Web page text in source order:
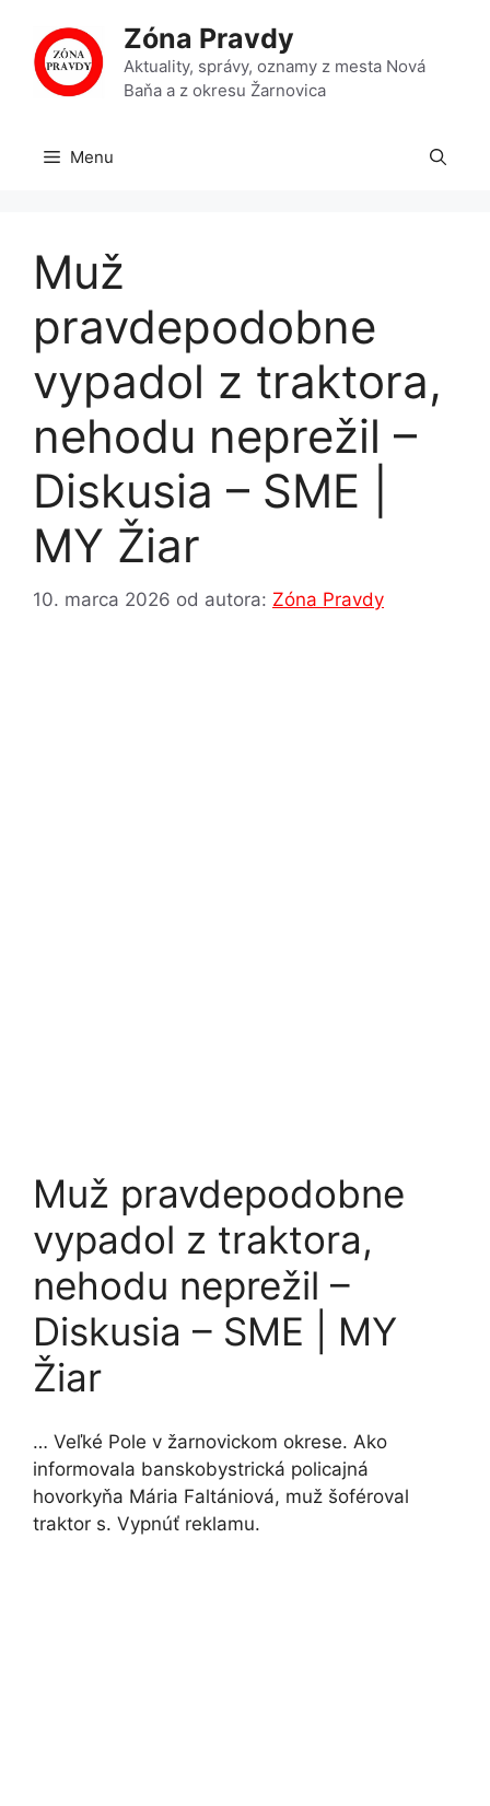
obsah
Zóna Pravdy
Aktuality, správy, oznamy z mesta Nová
Baňa a z okresu Žarnovica
Menu
Muž
pravdepodobne
vypadol z traktora,
nehodu neprežil –
Diskusia – SME |
MY Žiar
10. marca 2026 od autora: Zóna Pravdy
Muž pravdepodobne
vypadol z traktora,
nehodu neprežil –
Diskusia – SME | MY
Žiar
… Veľké Pole v žarnovickom okrese. Ako
informovala banskobystrická policajná
hovorkyňa Mária Faltániová, muž šoféroval
traktor s. Vypnúť reklamu.